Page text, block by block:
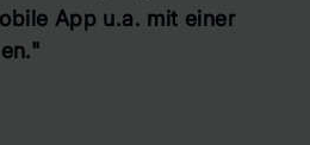
App u.a. mit einer